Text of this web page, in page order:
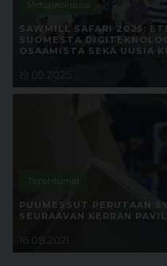
Metsäteollisuus
SAWMILL SAFARI 2025:
SUOMESTA
OSAAMISTA SEKÄ UUSIA
19.09.2025
Tapahtumat
PUUMESSUT PERUTAAN
SEURAAVAN KERRAN
16.08.2021